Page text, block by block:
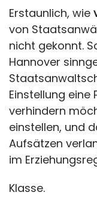
Erstaunlich, wie
von
nicht gekonnt.
Hannover
Einstellung
verhindern
einstellen, und
Aufsätzen
im
Klasse.